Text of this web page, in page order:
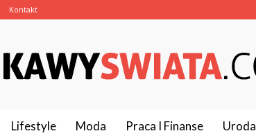
Kontakt
Lifestyle Moda Praca I Finanse Uroda